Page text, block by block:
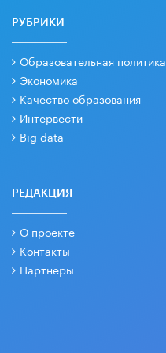
РУБРИКИ
Образовательная политика
Экономика
Качество образования
Интервести
Big data
РЕДАКЦИЯ
О проекте
Контакты
Партнеры